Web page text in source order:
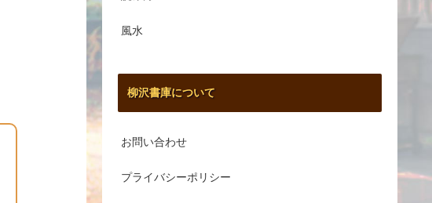
風水
柳沢書庫について
お問い合わせ
プライバシーポリシー